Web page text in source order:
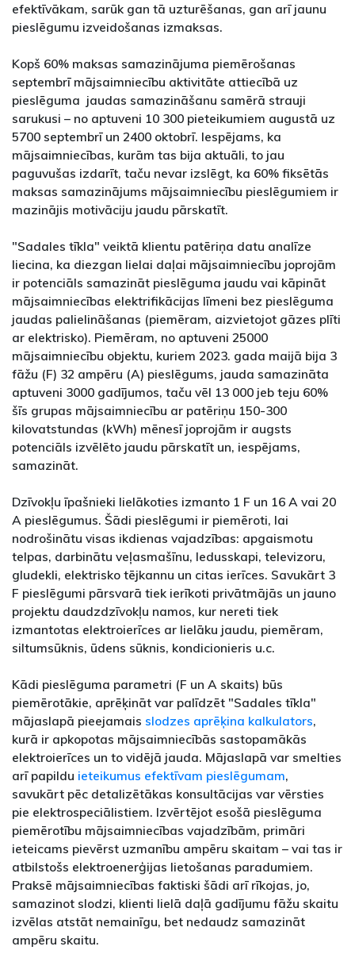
efektīvākam, sarūk gan tā uzturēšanas, gan arī jaunu
pieslēgumu izveidošanas izmaksas.
Kopš 60% maksas samazinājuma piemērošanas
septembrī mājsaimniecību aktivitāte attiecībā uz
pieslēguma jaudas samazināšanu samērā strauji
sarukusi – no aptuveni 10 300 pieteikumiem augustā uz
5700 septembrī un 2400 oktobrī. Iespējams, ka
mājsaimniecības, kurām tas bija aktuāli, to jau
paguvušas izdarīt, taču nevar izslēgt, ka 60% fiksētās
maksas samazinājums mājsaimniecību pieslēgumiem ir
mazinājis motivāciju jaudu pārskatīt.
"Sadales tīkla" veiktā klientu patēriņa datu analīze
liecina, ka diezgan lielai daļai mājsaimniecību joprojām
ir potenciāls samazināt pieslēguma jaudu vai kāpināt
mājsaimniecības elektrifikācijas līmeni bez pieslēguma
jaudas palielināšanas (piemēram, aizvietojot gāzes plīti
ar elektrisko). Piemēram, no aptuveni 25000
mājsaimniecību objektu, kuriem 2023. gada maijā bija 3
fāžu (F) 32 ampēru (A) pieslēgums, jauda samazināta
aptuveni 3000 gadījumos, taču vēl 13 000 jeb teju 60%
šīs grupas mājsaimniecību ar patēriņu 150-300
kilovatstundas (kWh) mēnesī joprojām ir augsts
potenciāls izvēlēto jaudu pārskatīt un, iespējams,
samazināt.
Dzīvokļu īpašnieki lielākoties izmanto 1 F un 16 A vai 20
A pieslēgumus. Šādi pieslēgumi ir piemēroti, lai
nodrošinātu visas ikdienas vajadzības: apgaismotu
telpas, darbinātu veļasmašīnu, ledusskapi, televizoru,
gludekli, elektrisko tējkannu un citas ierīces. Savukārt 3
F pieslēgumi pārsvarā tiek ierīkoti privātmājās un jauno
projektu daudzdzīvokļu namos, kur nereti tiek
izmantotas elektroierīces ar lielāku jaudu, piemēram,
siltumsūknis, ūdens sūknis, kondicionieris u.c.
Kādi pieslēguma parametri (F un A skaits) būs
piemērotākie, aprēķināt var palīdzēt "Sadales tīkla"
mājaslapā pieejamais slodzes aprēķina kalkulators,
kurā ir apkopotas mājsaimniecībās sastopamākās
elektroierīces un to vidējā jauda. Mājaslapā var smelties
arī papildu ieteikumus efektīvam pieslēgumam,
savukārt pēc detalizētākas konsultācijas var vērsties
pie elektrospeciālistiem. Izvērtējot esošā pieslēguma
piemērotību mājsaimniecības vajadzībām, primāri
ieteicams pievērst uzmanību ampēru skaitam – vai tas ir
atbilstošs elektroenerģijas lietošanas paradumiem.
Praksē mājsaimniecības faktiski šādi arī rīkojas, jo,
samazinot slodzi, klienti lielā daļā gadījumu fāžu skaitu
izvēlas atstāt nemainīgu, bet nedaudz samazināt
ampēru skaitu.